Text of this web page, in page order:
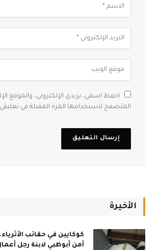
احفظ اسمي، بريدي الإلكتروني، والموقع
المتصفح لاستخدامها المرة المقبلة في
الأخيرة
كوكايين في حقائب
أمن أبوظبي لابنة رجل